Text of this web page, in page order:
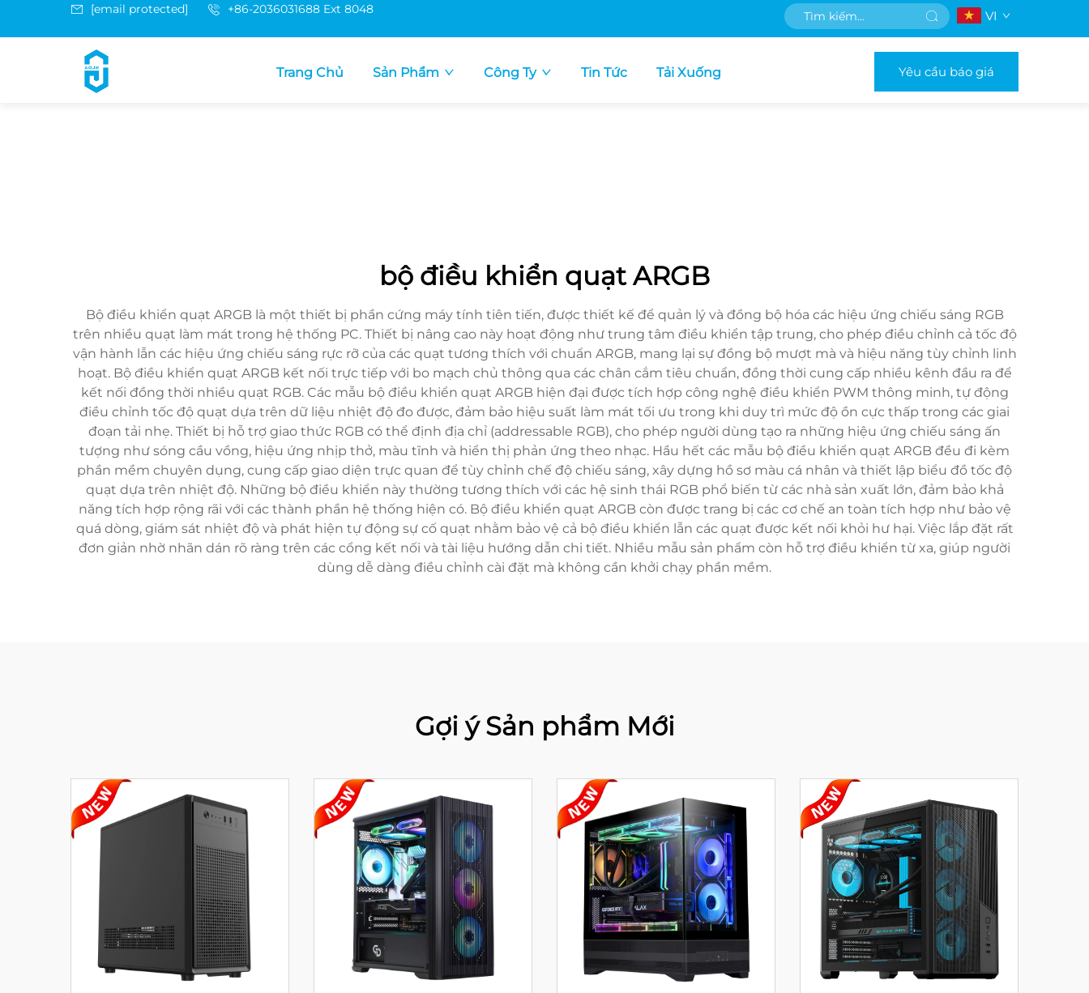
[email protected] +86-2036031688 Ext 8048 VI
Trang Chủ Sản Phẩm Công Ty Tin Tức Tải Xuống Yêu cầu báo giá
bộ điều khiển quạt ARGB
Bộ điều khiển quạt ARGB là một thiết bị phần cứng máy tính tiên tiến, được thiết kế để quản lý và đồng bộ hóa các hiệu ứng chiếu sáng RGB
trên nhiều quạt làm mát trong hệ thống PC. Thiết bị nâng cao này hoạt động như trung tâm điều khiển tập trung, cho phép điều chỉnh cả tốc độ
vận hành lẫn các hiệu ứng chiếu sáng rực rỡ của các quạt tương thích với chuẩn ARGB, mang lại sự đồng bộ mượt mà và hiệu năng tùy chỉnh linh
hoạt. Bộ điều khiển quạt ARGB kết nối trực tiếp với bo mạch chủ thông qua các chân cắm tiêu chuẩn, đồng thời cung cấp nhiều kênh đầu ra để
kết nối đồng thời nhiều quạt RGB. Các mẫu bộ điều khiển quạt ARGB hiện đại được tích hợp công nghệ điều khiển PWM thông minh, tự động
điều chỉnh tốc độ quạt dựa trên dữ liệu nhiệt độ đo được, đảm bảo hiệu suất làm mát tối ưu trong khi duy trì mức độ ồn cực thấp trong các giai
đoạn tải nhẹ. Thiết bị hỗ trợ giao thức RGB có thể định địa chỉ (addressable RGB), cho phép người dùng tạo ra những hiệu ứng chiếu sáng ấn
tượng như sóng cầu vồng, hiệu ứng nhịp thở, màu tĩnh và hiển thị phản ứng theo nhạc. Hầu hết các mẫu bộ điều khiển quạt ARGB đều đi kèm
phần mềm chuyên dụng, cung cấp giao diện trực quan để tùy chỉnh chế độ chiếu sáng, xây dựng hồ sơ màu cá nhân và thiết lập biểu đồ tốc độ
quạt dựa trên nhiệt độ. Những bộ điều khiển này thường tương thích với các hệ sinh thái RGB phổ biến từ các nhà sản xuất lớn, đảm bảo khả
năng tích hợp rộng rãi với các thành phần hệ thống hiện có. Bộ điều khiển quạt ARGB còn được trang bị các cơ chế an toàn tích hợp như bảo vệ
quá dòng, giám sát nhiệt độ và phát hiện tự động sự cố quạt nhằm bảo vệ cả bộ điều khiển lẫn các quạt được kết nối khỏi hư hại. Việc lắp đặt rất
đơn giản nhờ nhãn dán rõ ràng trên các cổng kết nối và tài liệu hướng dẫn chi tiết. Nhiều mẫu sản phẩm còn hỗ trợ điều khiển từ xa, giúp người
dùng dễ dàng điều chỉnh cài đặt mà không cần khởi chạy phần mềm.
Gợi ý Sản phẩm Mới